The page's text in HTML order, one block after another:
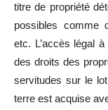
titre de propriété
possibles comme
etc. L’accès légal
des droits des
servitudes sur le
terre est acquise